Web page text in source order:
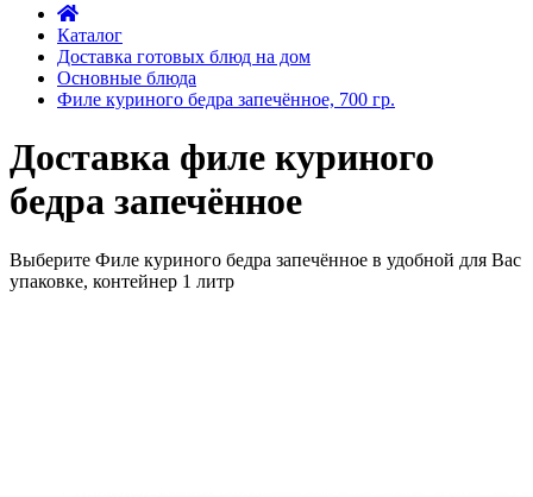
Каталог
Доставка готовых блюд на дом
Основные блюда
Филе куриного бедра запечённое, 700 гр.
Доставка филе куриного
бедра запечённое
Выберите Филе куриного бедра запечённое в удобной для Вас
упаковке, контейнер 1 литр